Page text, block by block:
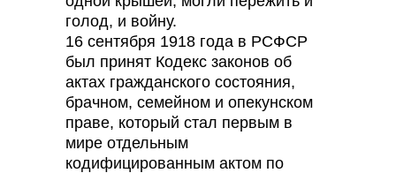
голод, и войну.
16 сентября 1918 года в РСФСР
был принят Кодекс законов об
актах гражданского состояния,
брачном, семейном и опекунском
праве, который стал первым в
мире отдельным
кодифицированным актом по